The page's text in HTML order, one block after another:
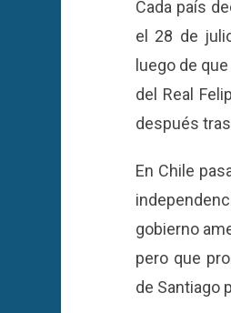
Cada país
el 28 de
luego de
del Real
después
En Chile
gobierno
pero que
de Santiago